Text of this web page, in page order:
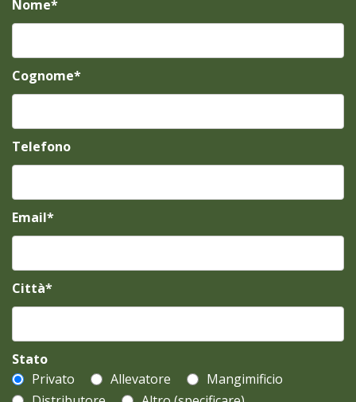
Nome*
Cognome*
Telefono
Email*
Città*
Stato
Privato
Allevatore
Mangimificio